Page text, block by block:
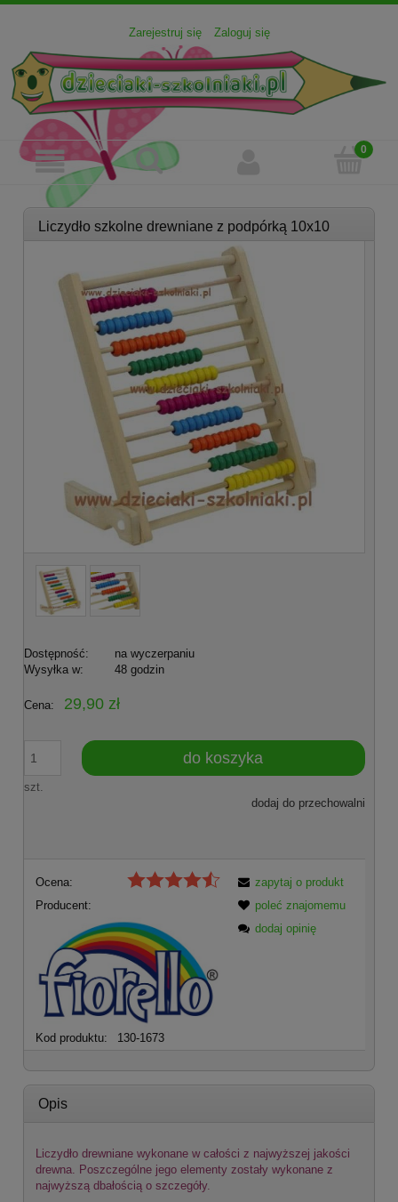
Zarejestruj się Zaloguj się
Liczydło szkolne drewniane z podpórką 10x10
Dostępność:
na wyczerpaniu
Wysyłka w:
48 godzin
Cena: 29,90 zł
szt.
do koszyka
dodaj do przechowalni
Ocena:
Producent:
Kod produktu: 130-1673
zapytaj o produkt
poleć znajomemu
dodaj opinię
Opis
Liczydło drewniane wykonane w całości z najwyższej jakości
drewna. Poszczególne jego elementy zostały wykonane z
najwyższą dbałością o szczegóły.